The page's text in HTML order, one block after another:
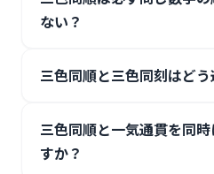
ない？
三色同順と三色同刻はどう
三色同順と一気通貫を同
すか？